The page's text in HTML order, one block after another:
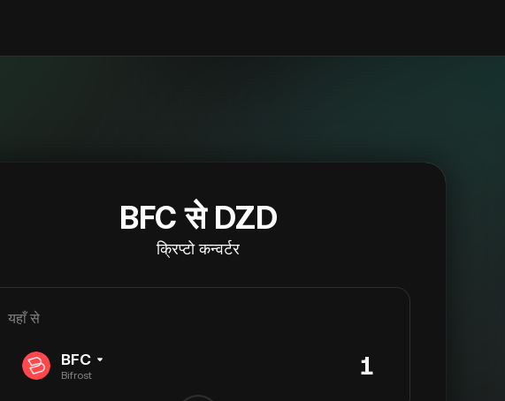
BFC से DZD
क्रिप्टो कन्वर्टर
यहाँ से
BFC
Bifrost